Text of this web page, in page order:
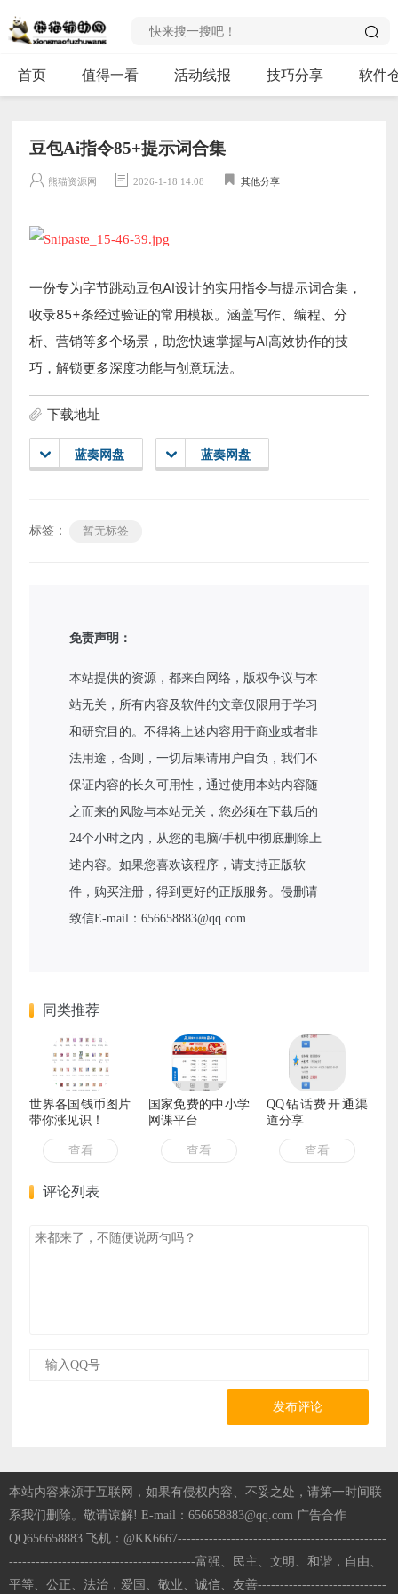
首页 值得一看 活动线报 技巧分享 软件
豆包Ai指令85+提示词合集
熊猫资源网 2026-1-18 14:08 其他分享
一份专为字节跳动豆包AI设计的实用指令与提示词合集，
收录85+条经过验证的常用模板。涵盖写作、编程、分
析、营销等多个场景，助您快速掌握与AI高效协作的技
巧，解锁更多深度功能与创意玩法。
下载地址
蓝奏网盘 蓝奏网盘
标签： 暂无标签
免责声明：
本站提供的资源，都来自网络，版权争议与本
站无关，所有内容及软件的文章仅限用于学习
和研究目的。不得将上述内容用于商业或者非
法用途，否则，一切后果请用户自负，我们不
保证内容的长久可用性，通过使用本站内容随
之而来的风险与本站无关，您必须在下载后的
24个小时之内，从您的电脑/手机中彻底删除上
述内容。如果您喜欢该程序，请支持正版软
件，购买注册，得到更好的正版服务。侵删请
致信E-mail：656658883@qq.com
同类推荐
世界各国钱币图片
带你涨见识！
查看
国家免费的中小学
网课平台
查看
QQ钻话费开通渠
道分享
查看
评论列表
发布评论
本站内容来源于互联网，如果有侵权内容、不妥之处，请第一时间联
系我们删除。敬请谅解! E-mail：656658883@qq.com 广告合作
QQ656658883 飞机：@KK6667-----------------------------------------------
------------------------------------------富强、民主、文明、和谐，自由、
平等、公正、法治，爱国、敬业、诚信、友善-----------------------------